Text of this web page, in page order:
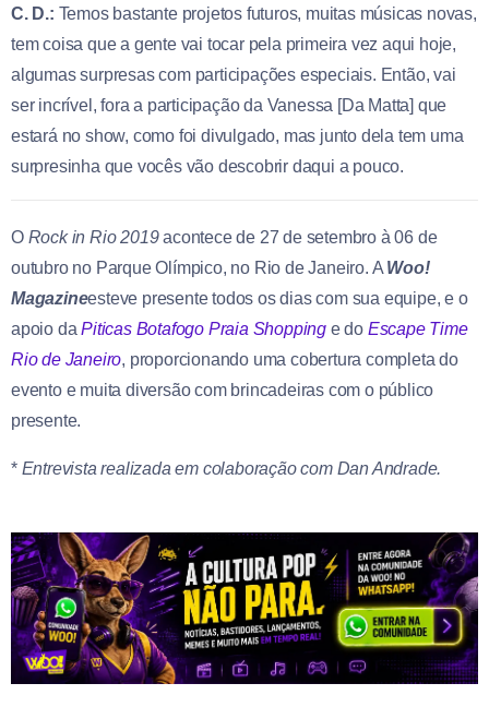
C. D.: Temos bastante projetos futuros, muitas músicas novas,
tem coisa que a gente vai tocar pela primeira vez aqui hoje,
algumas surpresas com participações especiais. Então, vai
ser incrível, fora a participação da Vanessa [Da Matta] que
estará no show, como foi divulgado, mas junto dela tem uma
surpresinha que vocês vão descobrir daqui a pouco.
O Rock in Rio 2019acontece de 27 de setembro à 06 de
outubro no Parque Olímpico, no Rio de Janeiro. A Woo!
Magazineesteve presente todos os dias com sua equipe, e o
apoio daPiticas Botafogo Praia Shopping e do Escape Time
Rio de Janeiro, proporcionando uma cobertura completa do
evento e muita diversão com brincadeiras com o público
presente.
* Entrevista realizada em colaboração com Dan Andrade.